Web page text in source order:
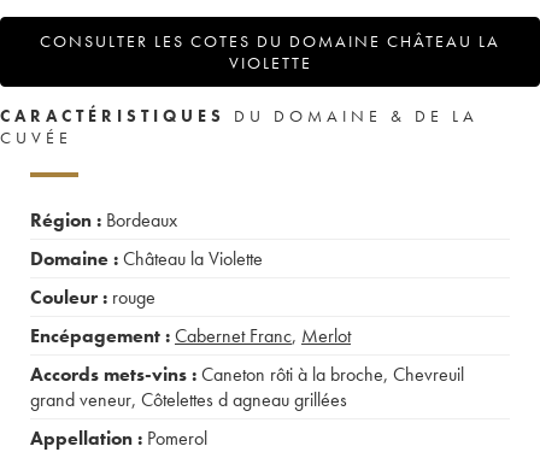
CONSULTER LES COTES DU DOMAINE CHÂTEAU LA
VIOLETTE
CARACTÉRISTIQUES
DU DOMAINE & DE LA
CUVÉE
Région : Bordeaux
Domaine :Château la Violette
Couleur : rouge
Encépagement :Cabernet Franc, Merlot
Accords mets-vins :Caneton rôti à la broche, Chevreuil
grand veneur, Côtelettes d agneau grillées
Appellation : Pomerol